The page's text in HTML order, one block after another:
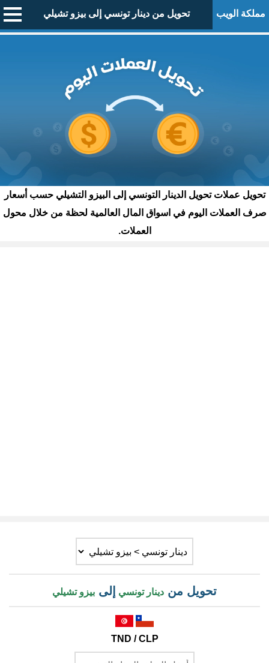
مملكة الويب تحويل من دينار تونسي إلى بيزو تشيلي
تحويل عملات تحويل الدينار التونسي إلى البيزو التشيلي حسب أسعار
صرف العملات اليوم في اسواق المال العالمية لحظة من خلال محول
العملات.
تحويل من دينار تونسي إلى بيزو تشيلي
TND / CLP